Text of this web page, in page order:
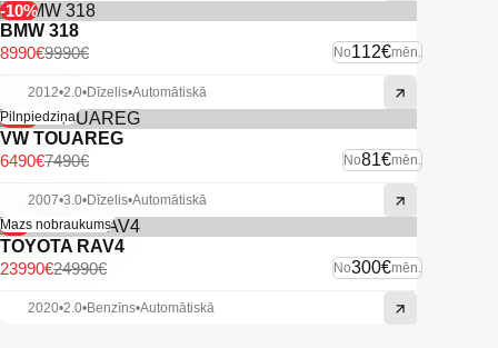
-10%
BMW 318
No112€mēn.
9990€
8990€
2012•2.0•Dīzelis•Automātiskā
-13%
Pilnpiedziņa
VW TOUAREG
No81€mēn.
7490€
6490€
2007•3.0•Dīzelis•Automātiskā
-4%
Mazs nobraukums
TOYOTA RAV4
No300€mēn.
24990€
23990€
2020•2.0•Benzīns•Automātiskā